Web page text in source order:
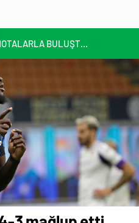
KÜLTÜRLERİN NOTALARLA BULUŞTUĞU YER: MİMOZA’M KAFE’DE DOSTLUK RÜZGARI!